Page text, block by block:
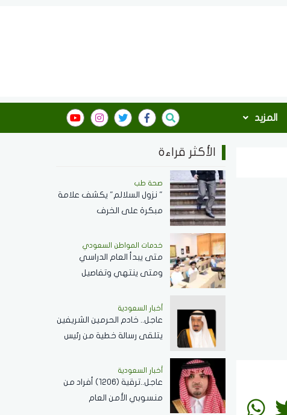
المزيد
الأكثر قراءة
صحة طب
" نزول السلالم" يكشف علامة
مبكرة على الخرف
خدمات المواطن السعودي
‏متى يبدأ العام الدراسي
ومتى ينتهي وتفاصيل
أخبار السعودية
عاجل.. خادم الحرمين الشريفين
يتلقى رسالة خطية من رئيس
العلاقات الثنائية
أخبار السعودية
عاجل..ترقية (1206) أفراد من
منسوبي الأمن العام